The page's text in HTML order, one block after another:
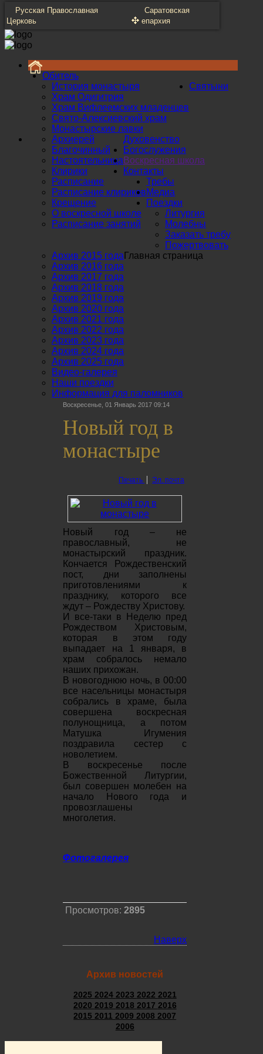
Русская Православная
Церковь
Саратовская
епархия
Обитель
История монастыря
Храм Одигитрия
Храм Вифлеемских младенцев
Свято-Алексиевский храм
Монастырские лавки
Святыни
Духовенство
Архиерей
Благочинный
Настоятельница
Клирики
Богослужения
Расписание
Расписание клириков
Крещение
Воскресная школа
О воскресной школе
Расписание занятий
Контакты
Требы
Литургия
Молебны
Заказать требу
Пожертвовать
Медиа
Архив 2015 года
Архив 2016 года
Архив 2017 года
Архив 2018 года
Архив 2019 года
Архив 2020 года
Архив 2021 года
Архив 2022 года
Архив 2023 года
Архив 2024 года
Архив 2025 года
Видео-галерея
Поездки
Наши поездки
Информация для паломников
Главная страница
Воскресенье, 01 Январь 2017 09:14
Новый год в
монастыре
Печать Эл. почта
Новый год – не
православный, не
монастырский праздник.
Кончается Рождественский
пост, дни заполнены
приготовлениями к
празднику, которого все
ждут – Рождеству Христову.
И все-таки в Неделю пред
Рождеством Христовым,
которая в этом году
выпадает на 1 января, в
храм собралось немало
наших прихожан.
В новогоднюю ночь, в 00:00
все насельницы монастыря
собрались в храме, была
совершена воскресная
полунощница, а потом
Матушка Игумения
поздравила сестер с
новолетием.
В воскресенье после
Божественной Литургии,
был совершен молебен на
начало Нового года и
провозглашены
многолетия.
Фотогалерея
Просмотров:2895
Наверх
Архив новостей
2025 2024 2023 2022 2021
2020 2019 2018 2017 2016
2015 2011 2009 2008 2007
2006